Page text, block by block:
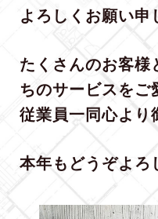
よろしくお願い申
たくさんのお客様
ちのサービスをご
従業員一同心より
本年もどうぞよろ